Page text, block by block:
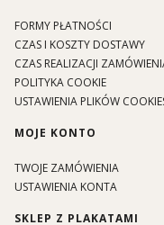
FORMY PŁATNOŚCI
CZAS I KOSZTY DOSTAWY
CZAS REALIZACJI
POLITYKA COOKIE
USTAWIENIA PLIKÓW
MOJE KONTO
TWOJE ZAMÓWIENIA
USTAWIENIA KONTA
SKLEP Z PLAKATAMI